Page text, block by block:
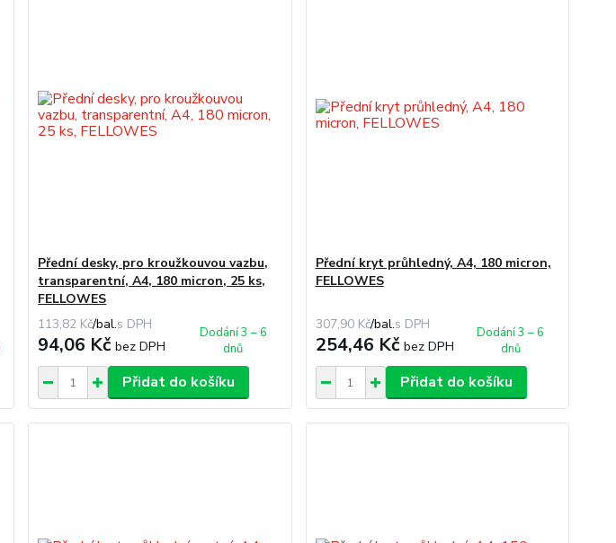
Přední desky, pro kroužkouvou vazbu,
transparentní, A4, 180 micron, 25 ks,
FELLOWES
113,82 Kč/bal.
94,06 Kčbez DPH
Dodání 3 – 6
dnů
Přidat do košíku
Přední kryt průhledný, A4, 180 micron,
FELLOWES
307,90 Kč/bal.
254,46 Kč bez DPH
Dodání 3 – 6
dnů
Přidat do košíku